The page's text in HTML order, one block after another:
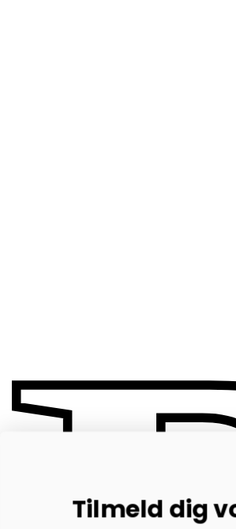
Tilmeld dig